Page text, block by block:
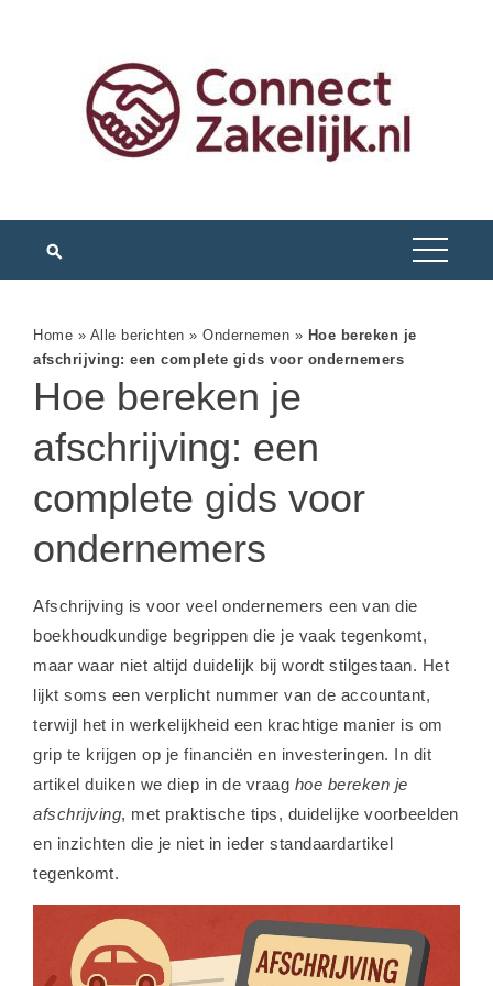
Home » Alle berichten » Ondernemen » Hoe bereken je
afschrijving: een complete gids voor ondernemers
Hoe bereken je
afschrijving: een
complete gids voor
ondernemers
Afschrijving is voor veel ondernemers een van die
boekhoudkundige begrippen die je vaak tegenkomt,
maar waar niet altijd duidelijk bij wordt stilgestaan. Het
lijkt soms een verplicht nummer van de accountant,
terwijl het in werkelijkheid een krachtige manier is om
grip te krijgen op je financiën en investeringen. In dit
artikel duiken we diep in de vraag hoe bereken je
afschrijving, met praktische tips, duidelijke voorbeelden
en inzichten die je niet in ieder standaardartikel
tegenkomt.